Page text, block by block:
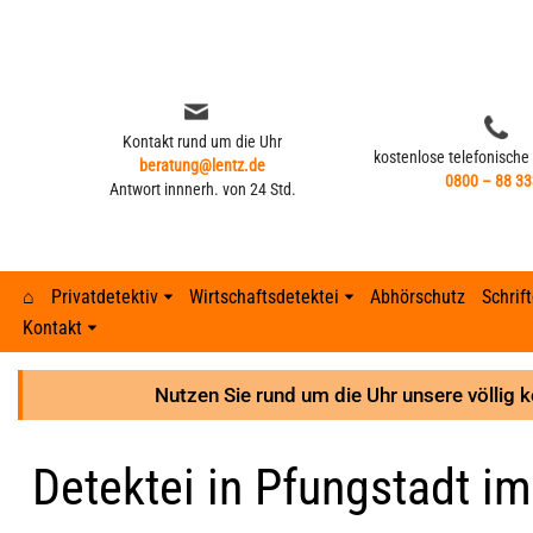
Kontakt rund um die Uhr
beratung@lentz.de
Antwort innnerh. von 24 Std.
kostenlose
0800 – 88
beratung@lentz.de
Antwort innnerh. von 24 Std.
0800 – 88
⌂ Privatdetektiv
Typisches Verhalten nach Fremdgehen –
8 Anzeichen
Gerichtsurteile
GPS-Überwachung und Ortung
Detektei
Wirtschaftsdetektei
GPS-Überwachung und Ortung
GPS-Tracker finden
Abhörschutz
Kontakt
Nutzen Sie rund um die Uhr unsere
Detektei in Pfungstadt